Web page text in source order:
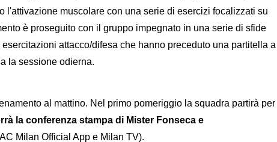
l'attivazione muscolare con una serie di esercizi focalizzati su
è proseguito con il gruppo impegnato in una serie di sfide
attacco/difesa che hanno preceduto una partitella a
la sessione odierna.
al mattino. Nel primo pomeriggio la squadra partirà per
la conferenza stampa di Mister Fonseca e
Milan Official App e Milan TV).